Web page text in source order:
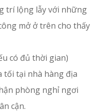
trí lộng lẫy với những
mở ở trên cho thấy
có đủ thời gian)
tối tại nhà hàng địa
phòng nghỉ ngơi
cận.